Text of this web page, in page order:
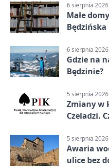
6 sierpnia 2026
Małe
6 sierpnia 2026
Gdzie na
Będzinie?
5 sierpnia 2026
Zmiany w
Czeladzi.
5 sierpnia 2026
Awaria
ulice bez